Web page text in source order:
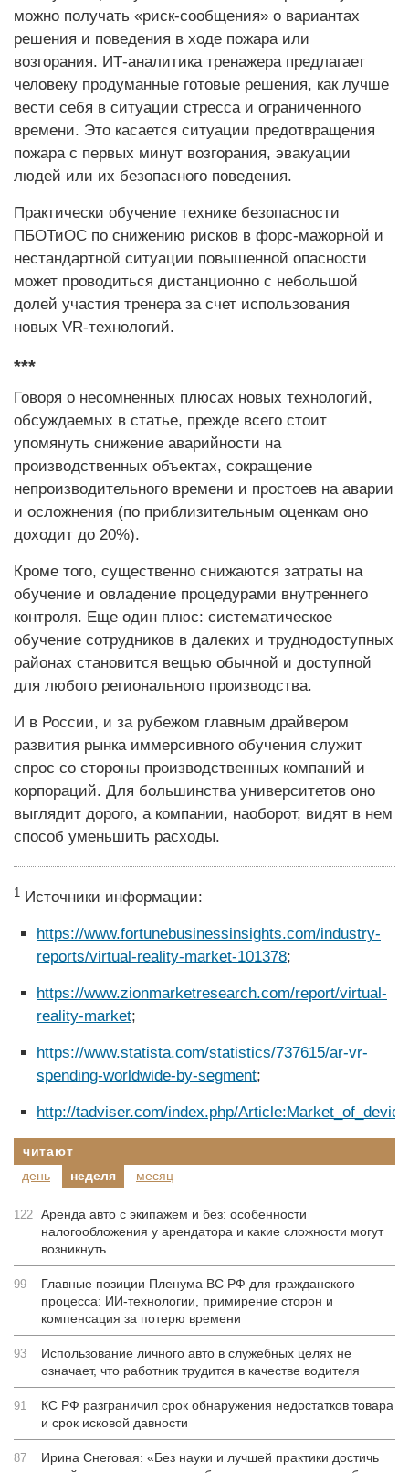
можно получать «риск-сообщения» о вариантах
решения и поведения в ходе пожара или
возгорания. ИТ-аналитика тренажера предлагает
человеку продуманные готовые решения, как лучше
вести себя в ситуации стресса и ограниченного
времени. Это касается ситуации предотвращения
пожара с первых минут возгорания, эвакуации
людей или их безопасного поведения.
Практически обучение технике безопасности
ПБОТиОС по снижению рисков в форс-мажорной и
нестандартной ситуации повышенной опасности
может проводиться дистанционно с небольшой
долей участия тренера за счет использования
новых VR-технологий.
***
Говоря о несомненных плюсах новых технологий,
обсуждаемых в статье, прежде всего стоит
упомянуть снижение аварийности на
производственных объектах, сокращение
непроизводительного времени и простоев на аварии
и осложнения (по приблизительным оценкам оно
доходит до 20%).
Кроме того, существенно снижаются затраты на
обучение и овладение процедурами внутреннего
контроля. Еще один плюс: систематическое
обучение сотрудников в далеких и труднодоступных
районах становится вещью обычной и доступной
для любого регионального производства.
И в России, и за рубежом главным драйвером
развития рынка иммерсивного обучения служит
спрос со стороны производственных компаний и
корпораций. Для большинства университетов оно
выглядит дорого, а компании, наоборот, видят в нем
способ уменьшить расходы.
1 Источники информации:
https://www.fortunebusinessinsights.com/industry-
reports/virtual-reality-market-101378;
https://www.zionmarketresearch.com/report/virtual-
reality-market;
https://www.statista.com/statistics/737615/ar-vr-
spending-worldwide-by-segment;
http://tadviser.com/index.php/
читают
день
неделя месяц
122 Аренда авто с экипажем и без: особенности
налогообложения у арендатора и какие сложности могут
возникнуть
99
Главные позиции Пленума ВС РФ для гражданского
процесса: ИИ-технологии, примирение сторон и
компенсация за потерю времени
93
Использование личного авто в служебных целях не
означает, что работник трудится в качестве водителя
91
КС РФ разграничил срок обнаружения недостатков товара
и срок исковой давности
87
Ирина Снеговая: «Без науки и лучшей практики достичь